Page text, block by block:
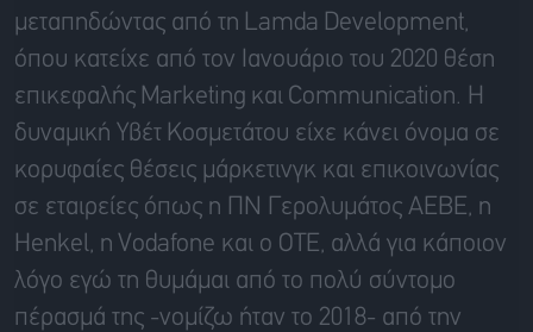
μεταπηδώντας από τη Lamda Development,
όπου κατείχε από τον Ιανουάριο του 2020 θέση
επικεφαλής Marketing και Communication. Η
δυναμική Υβέτ Κοσμετάτου είχε κάνει όνομα σε
κορυφαίες θέσεις μάρκετινγκ και επικοινωνίας
σε εταιρείες όπως η ΠΝ Γερολυμάτος ΑΕΒΕ, η
Henkel, η Vodafone και ο ΟΤΕ, αλλά για κάποιον
λόγο εγώ τη θυμάμαι από το πολύ σύντομο
πέρασμά της -νομίζω ήταν το 2018- από την